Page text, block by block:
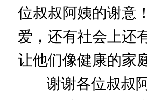
位叔叔阿姨的谢意
爱，还有社会上还
让他们像健康的家
谢谢各位叔叔阿